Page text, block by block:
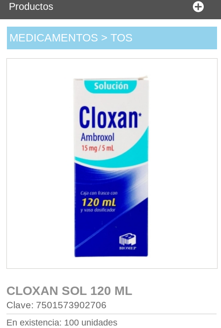
Productos
MEDICAMENTOS > TOS
CLOXAN SOL 120 ML
Clave: 7501573902706
En existencia: 100 unidades